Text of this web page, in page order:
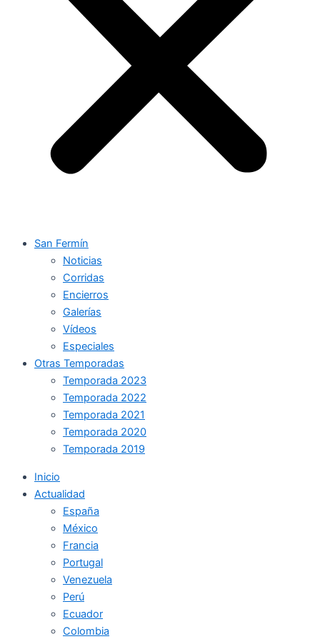
San Fermín
Noticias
Corridas
Encierros
Galerías
Vídeos
Especiales
Otras Temporadas
Temporada 2023
Temporada 2022
Temporada 2021
Temporada 2020
Temporada 2019
Inicio
Actualidad
España
México
Francia
Portugal
Venezuela
Perú
Ecuador
Colombia